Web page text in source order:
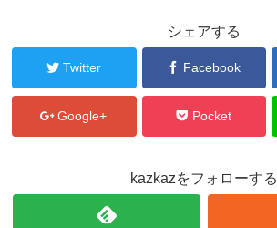
シェアする
Twitter Facebook
Google+ Pocket
kazkazをフォローする